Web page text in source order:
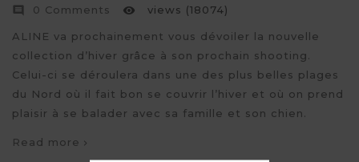
 0 Comments  views (18074)
ALINE va prochainement vous dévoiler la nouvelle
collection d’hiver grâce à son prochain shooting.
Celui-ci se déroulera dans une des plus belles plages
du Nord où il fait bon se couvrir l’hiver et où on prend
plaisir à se balader avec sa famille et son chien.
Read more